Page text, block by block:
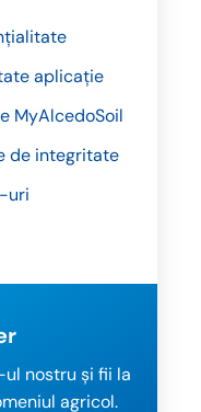
aplicație
MyAlcedoSoil
de integritate
uri
nostru și fii la
agricol.